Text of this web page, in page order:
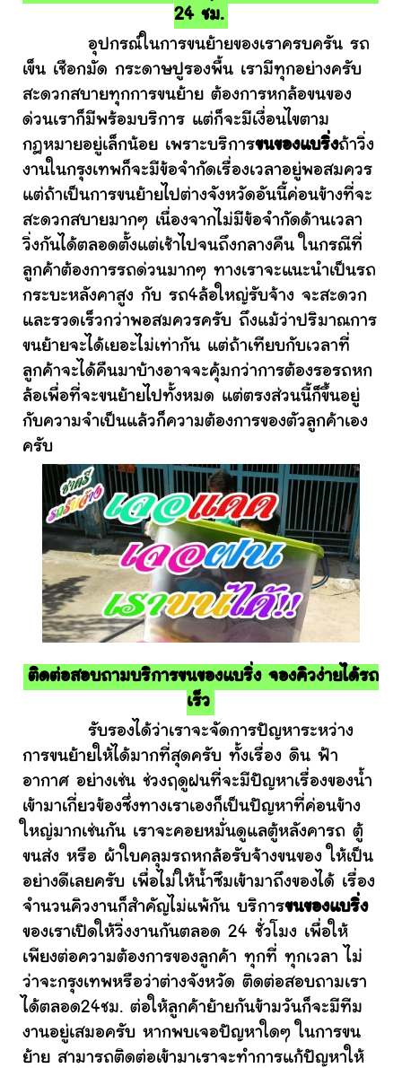
24 ชม.
อุปกรณ์ในการขนย้ายของเราครบครัน รถ
เข็น เชือกมัด กระดาษปูรองพื้น เรามีทุกอย่างครับ
สะดวกสบายทุกการขนย้าย ต้องการหกล้อขนของ
ด่วนเราก็มีพร้อมบริการ แต่ก็จะมีเงื่อนไขตาม
กฎหมายอยู่เล็กน้อย เพราะบริการขนของแบริ่งถ้าวิ่ง
งานในกรุงเทพก็จะมีข้อจำกัดเรื่องเวลาอยู่พอสมควร
แต่ถ้าเป็นการขนย้ายไปต่างจังหวัดอันนี้ค่อนข้างที่จะ
สะดวกสบายมากๆ เนื่องจากไม่มีข้อจำกัดด้านเวลา
วิ่งกันได้ตลอดตั้งแต่เช้าไปจนถึงกลางคืน ในกรณีที่
ลูกค้าต้องการรถด่วนมากๆ ทางเราจะแนะนำเป็นรถ
กระบะหลังคาสูง กับ รถ4ล้อใหญ่รับจ้าง จะสะดวก
และรวดเร็วกว่าพอสมควรครับ ถึงแม้ว่าปริมาณการ
ขนย้ายจะได้เยอะไม่เท่ากัน แต่ถ้าเทียบกับเวลาที่
ลูกค้าจะได้คืนมาบ้างอาจจะคุ้มกว่าการต้องรอรถหก
ล้อเพื่อที่จะขนย้ายไปทั้งหมด แต่ตรงส่วนนี้ก็ขึ้นอยู่
กับความจำเป็นแล้วก็ความต้องการของตัวลูกค้าเอง
ครับ
ติดต่อสอบถามบริการขนของแบริ่ง จองคิวง่ายได้รถ
เร็ว
รับรองได้ว่าเราจะจัดการปัญหาระหว่าง
การขนย้ายให้ได้มากที่สุดครับ ทั้งเรื่อง ดิน ฟ้า
อากาศ อย่างเช่น ช่วงฤดูฝนที่จะมีปัญหาเรื่องของน้ำ
เข้ามาเกี่ยวข้องซึ่งทางเราเองก็เป็นปัญหาที่ค่อนข้าง
ใหญ่มากเช่นกัน เราจะคอยหมั่นดูแลตู้หลังคารถ ตู้
ขนส่ง หรือ ผ้าใบคลุมรถหกล้อรับจ้างขนของ ให้เป็น
อย่างดีเลยครับ เพื่อไม่ให้น้ำซึมเข้ามาถึงของได้ เรื่อง
จำนวนคิวงานก็สำคัญไม่แพ้กัน บริการขนของแบริ่ง
ของเราเปิดให้วิ่งงานกันตลอด 24 ชั่วโมง เพื่อให้
เพียงต่อความต้องการของลูกค้า ทุกที่ ทุกเวลา ไม่
ว่าจะกรุงเทพหรือว่าต่างจังหวัด ติดต่อสอบถามเรา
ได้ตลอด24ชม. ต่อให้ลูกค้าย้ายกันข้ามวันก็จะมีทีม
งานอยู่เสมอครับ หากพบเจอปัญหาใดๆ ในการขน
ย้าย สามารถติดต่อเข้ามาเราจะทำการแก้ปัญหาให้